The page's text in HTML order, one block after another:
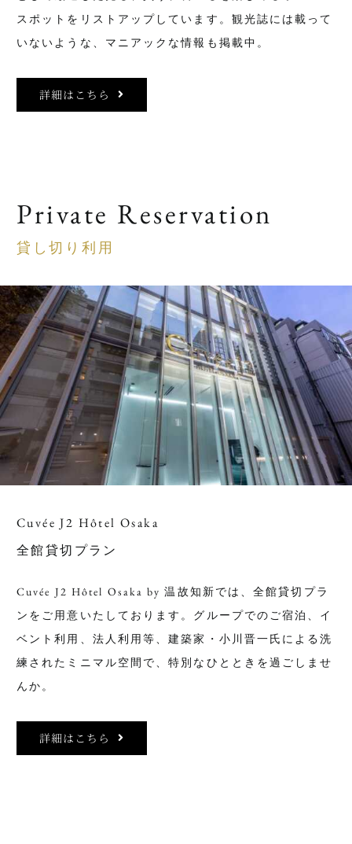
スポットをリストアップしています。観光誌には載って
いないような、マニアックな情報も掲載中。
詳細はこちら
Private Reservation
貸し切り利用
Cuvée J2 Hôtel Osaka
全館貸切プラン
Cuvée J2 Hôtel Osaka by 温故知新では、全館貸切プラ
ンをご用意いたしております。グループでのご宿泊、イ
ベント利用、法人利用等、建築家・小川晋一氏による洗
練されたミニマル空間で、特別なひとときを過ごしませ
んか。
詳細はこちら